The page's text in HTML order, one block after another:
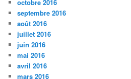
octobre 2016
septembre 2016
août 2016
juillet 2016
juin 2016
mai 2016
avril 2016
mars 2016